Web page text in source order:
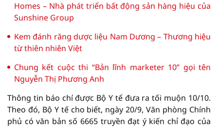
Homes – Nhà phát triển bất động sản hàng hiệu của
Sunshine Group
Kem đánh răng dược liệu Nam Dương – Thương hiệu
từ thiên nhiên Việt
Chung kết cuộc thi “Bản lĩnh marketer 10” gọi tên
Nguyễn Thị Phương Anh
Thông tin báo chí được Bộ Y tế đưa ra tối muộn 10/10.
Theo đó, Bộ Y tế cho biết, ngày 20/9, Văn phòng Chính
phủ có văn bản số 6665 truyền đạt ý kiến chỉ đạo của